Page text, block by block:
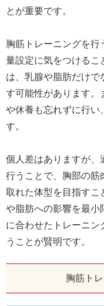
とが重要です。
胸筋トレーニングを
量設定に気をつけるこ
は、乳腺や脂肪だけ
す可能性があります。
や休養も忘れずに行い
す。
個人差はありますが、
行うことで、胸部の筋
取れた体型を目指すこ
や脂肪への影響を最小
に合わせたトレーニ
うことが賢明です。
胸筋ト